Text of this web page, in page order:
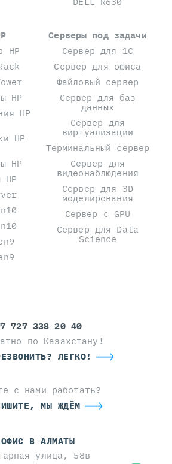
HP
HP
HP
HP
HP
Серверы под задачи
Сервер для 1С
Сервер для офиса
Файловый сервер
Сервер для баз
данных
Сервер для
виртуализации
Терминальный сервер
Сервер для
видеонаблюдения
Сервер для 3D
моделирования
Сервер с GPU
Сервер для Data
Science
727 338 20 40
по Казахстану!
ЛЕГКО!
с нами работать?
МЫ ЖДЁМ
ОФИС В АЛМАТЫ
улица, 58в